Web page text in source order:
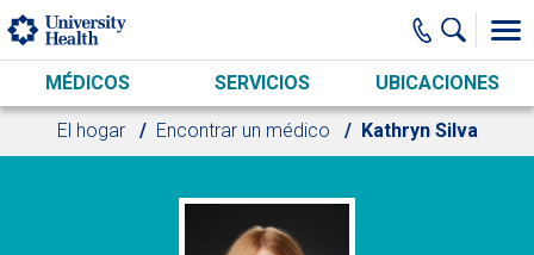
Skip to main content
MÉDICOS SERVICIOS UBICACIONES
El hogar Encontrar un médico Kathryn Silva